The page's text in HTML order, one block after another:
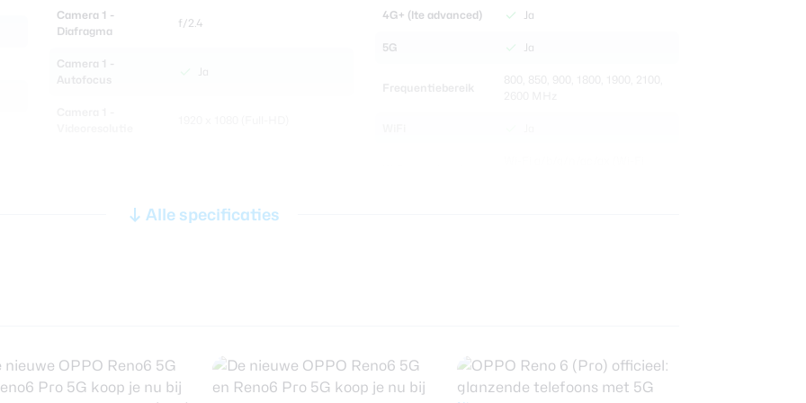
Camera 1 -
Diafragma
f/2.4
Camera 1 -
Autofocus
Ja
Batterij
4G+ (lte advanced) Ja
5G Ja
800, 850, 900, 1800, 1900, 2100,
Sensoren
Alle specificaties